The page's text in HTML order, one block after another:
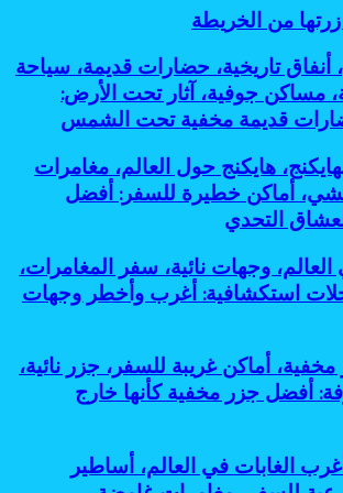
من الخريطة
تاريخية، حضارات قديمة، سياحة
مساكن جوفية، آثار تحت الأرض:
قديمة مخفية تحت الشمس
هايكنج حول العالم، مغامرات
أماكن خطيرة للسفر: أفضل
التحدي
وجهات نائية، سفر المغامرات،
استكشافية: أغرب وأخطر وجهات
أماكن غريبة للسفر، جزر نائية،
أفضل جزر مخفية كأنها خارج
الغابات في العالم، أساطير